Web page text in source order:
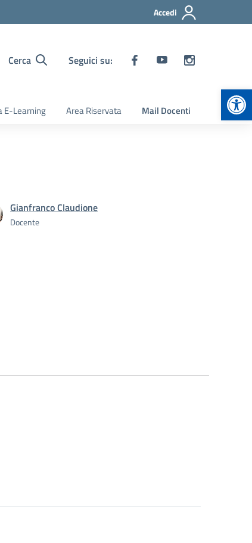
Accedi
Cerca Seguici su:
E-Learning Area Riservata Mail Docenti
Gianfranco Claudione
Docente